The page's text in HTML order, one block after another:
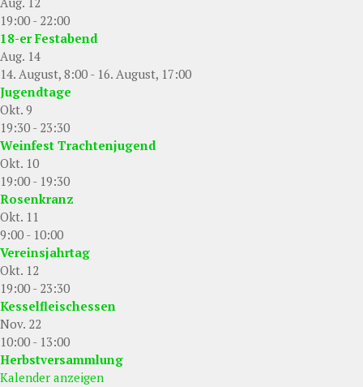
19:00 - 22:00
18-er Festabend
Aug. 14
14. August, 8:00 - 16. August, 17:00
Jugendtage
Okt. 9
19:30 - 23:30
Weinfest Trachtenjugend
Okt. 10
19:00 - 19:30
Rosenkranz
Okt. 11
9:00 - 10:00
Vereinsjahrtag
Okt. 12
19:00 - 23:30
Kesselfleischessen
Nov. 22
10:00 - 13:00
Herbstversammlung
Kalender anzeigen